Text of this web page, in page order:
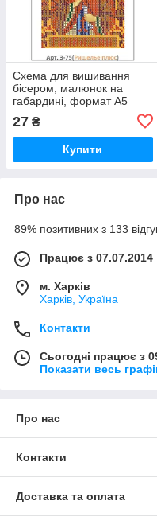
Схема для вишивання
бісером, малюнок на
габардині, формат А5
27 ₴
Купити
Про нас
89% позитивних з 133
Працює з 07.07.2014
м. Харків
Харків, Україна
Контакти
Сьогодні працює з
Показати весь
Про нас
Контакти
Доставка та оплата